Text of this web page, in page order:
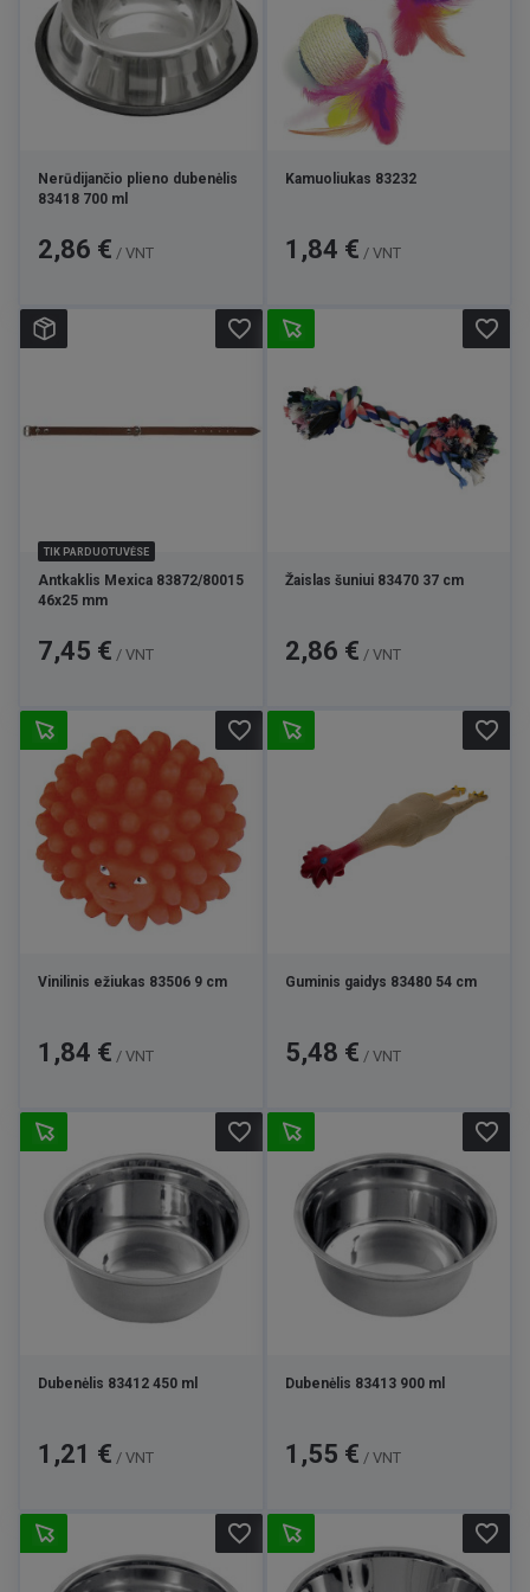
Nerūdijančio plieno dubenėlis
83418 700 ml
Kaina
2,86 € / VNT
Kamuoliukas 83232
Kaina
1,84 € / VNT
TIK PARDUOTUVĖSE
Antkaklis Mexica 83872/80015
46x25 mm
Kaina
7,45 € / VNT
favorite_border
Žaislas šuniui 83470 37 cm
Kaina
2,86 € / VNT
favorite_border
Vinilinis ežiukas 83506 9 cm
Kaina
1,84 € / VNT
favorite_border
Guminis gaidys 83480 54 cm
Kaina
5,48 € / VNT
favorite_border
Dubenėlis 83412 450 ml
Kaina
1,21 € / VNT
favorite_border
Dubenėlis 83413 900 ml
Kaina
1,55 € / VNT
favorite_border
favorite_border favorite_border